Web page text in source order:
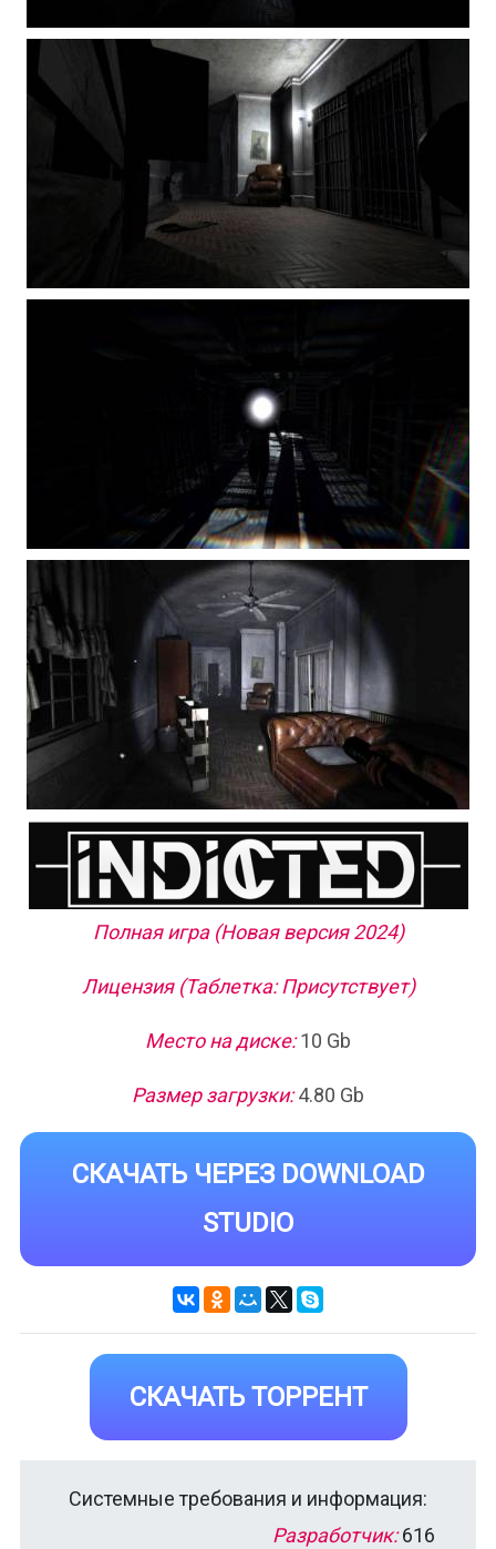
Полная игра (Новая версия 2024)
Лицензия (Таблетка: Присутствует)
Место на диске:10 Gb
Размер загрузки:4.80 Gb
СКАЧАТЬ ЧЕРЕЗ DOWNLOAD
STUDIO
СКАЧАТЬ ТОРРЕНТ
Системные требования и информация:
Разработчик:616